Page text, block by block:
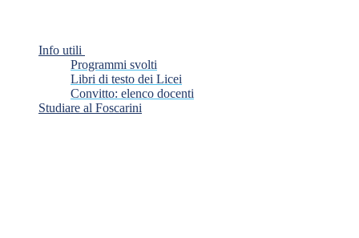
Info utili
Programmi svolti
Libri di testo dei Licei
Convitto: elenco docenti
Studiare al Foscarini